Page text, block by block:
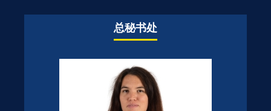
总秘书处